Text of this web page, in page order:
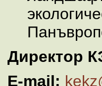
Директор
E-mail: